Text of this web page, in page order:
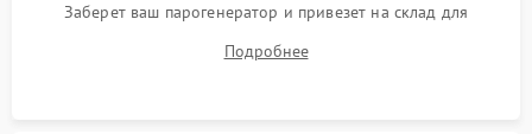
Заберет ваш парогенератор и привезет на склад для
Подробнее